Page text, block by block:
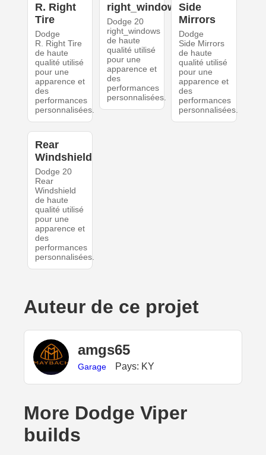
R. Right
Tire
Dodge
R. Right Tire
de haute
qualité utilisé
pour une
apparence et
des
performances
personnalisées.
right_windows
Dodge 20
right_windows
de haute
qualité utilisé
pour une
apparence et
des
performances
personnalisées.
Side
Mirrors
Dodge
Side Mirrors
de haute
qualité utilisé
pour une
apparence et
des
performances
personnalisées.
Rear
Windshield
Dodge 20
Rear
Windshield
de haute
qualité utilisé
pour une
apparence et
des
performances
personnalisées.
Auteur de ce projet
amgs65
Garage Pays: KY
More Dodge Viper
builds